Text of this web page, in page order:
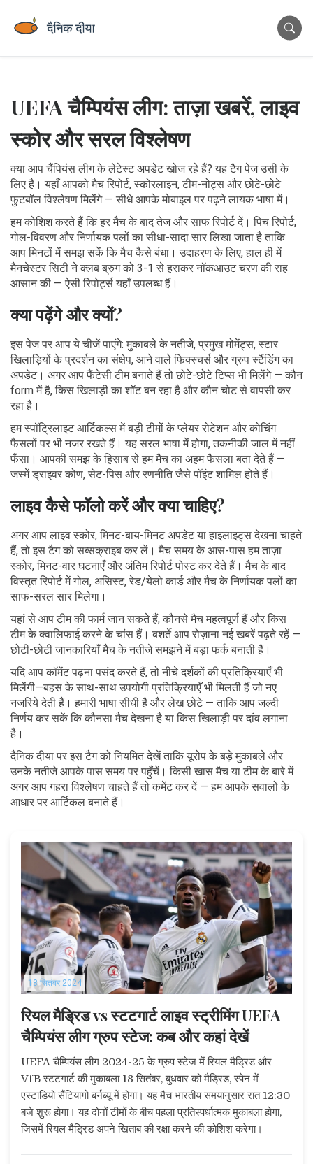
UEFA चैम्पियंस लीग: ताज़ा खबरें, लाइव
स्कोर और सरल विश्लेषण
क्या आप चैंपियंस लीग के लेटेस्ट अपडेट खोज रहे हैं? यह टैग पेज उसी के
लिए है। यहाँ आपको मैच रिपोर्ट, स्कोरलाइन, टीम-नोट्स और छोटे-छोटे
फुटबॉल विश्लेषण मिलेंगे — सीधे आपके मोबाइल पर पढ़ने लायक भाषा में।
हम कोशिश करते हैं कि हर मैच के बाद तेज और साफ रिपोर्ट दें। पिच रिपोर्ट,
गोल-विवरण और निर्णायक पलों का सीधा-सादा सार लिखा जाता है ताकि
आप मिनटों में समझ सकें कि मैच कैसे बंधा। उदाहरण के लिए, हाल ही में
मैनचेस्टर सिटी ने क्लब ब्रुग को 3-1 से हराकर नॉकआउट चरण की राह
आसान की — ऐसी रिपोर्ट्स यहाँ उपलब्ध हैं।
क्या पढ़ेंगे और क्यों?
इस पेज पर आप ये चीजें पाएंगे: मुकाबले के नतीजे, प्रमुख मोमेंट्स, स्टार
खिलाड़ियों के प्रदर्शन का संक्षेप, आने वाले फिक्स्चर्स और ग्रुप स्टैंडिंग का
अपडेट। अगर आप फैंटेसी टीम बनाते हैं तो छोटे-छोटे टिप्स भी मिलेंगे — कौन
form में है, किस खिलाड़ी का शॉट बन रहा है और कौन चोट से वापसी कर
रहा है।
हम स्पॉट्रिलाइट आर्टिकल्स में बड़ी टीमों के प्लेयर रोटेशन और कोचिंग
फैसलों पर भी नजर रखते हैं। यह सरल भाषा में होगा, तकनीकी जाल में नहीं
फँसा। आपकी समझ के हिसाब से हम मैच का अहम फैसला बता देते हैं —
जस्में ड्राइवर कोण, सेट-पिस और रणनीति जैसे पॉइंट शामिल होते हैं।
लाइव कैसे फॉलो करें और क्या चाहिए?
अगर आप लाइव स्कोर, मिनट-बाय-मिनट अपडेट या हाइलाइट्स देखना चाहते
हैं, तो इस टैग को सब्सक्राइब कर लें। मैच समय के आस-पास हम ताज़ा
स्कोर, मिनट-वार घटनाएँ और अंतिम रिपोर्ट पोस्ट कर देते हैं। मैच के बाद
विस्तृत रिपोर्ट में गोल, असिस्ट, रेड/येलो कार्ड और मैच के निर्णायक पलों का
साफ-सरल सार मिलेगा।
यहां से आप टीम की फार्म जान सकते हैं, कौनसे मैच महत्वपूर्ण हैं और किस
टीम के क्वालिफाई करने के चांस हैं। बशर्ते आप रोज़ाना नई खबरें पढ़ते रहें —
छोटी-छोटी जानकारियाँ मैच के नतीजे समझने में बड़ा फर्क बनाती हैं।
यदि आप कॉमेंट पढ़ना पसंद करते हैं, तो नीचे दर्शकों की प्रतिक्रियाएँ भी
मिलेंगी—बहस के साथ-साथ उपयोगी प्रतिक्रियाएँ भी मिलती हैं जो नए
नजरिये देती हैं। हमारी भाषा सीधी है और लेख छोटे — ताकि आप जल्दी
निर्णय कर सकें कि कौनसा मैच देखना है या किस खिलाड़ी पर दांव लगाना
है।
दैनिक दीया पर इस टैग को नियमित देखें ताकि यूरोप के बड़े मुकाबले और
उनके नतीजे आपके पास समय पर पहुँचें। किसी खास मैच या टीम के बारे में
अगर आप गहरा विश्लेषण चाहते हैं तो कमेंट कर दें — हम आपके सवालों के
आधार पर आर्टिकल बनाते हैं।
18 सितंबर 2024
रियल मैड्रिड vs स्टटगार्ट लाइव स्ट्रीमिंग UEFA
चैम्पियंस लीग ग्रुप स्टेज: कब और कहां देखें
UEFA चैम्पियंस लीग 2024-25 के ग्रुप स्टेज में रियल मैड्रिड और
VfB स्टटगार्ट की मुकाबला 18 सितंबर, बुधवार को मैड्रिड, स्पेन में
एस्टाडियो सैंटियागो बर्नब्यू में होगा। यह मैच भारतीय समयानुसार रात 12:30
बजे शुरू होगा। यह दोनों टीमों के बीच पहला प्रतिस्पर्धात्मक मुकाबला होगा,
जिसमें रियल मैड्रिड अपने खिताब की रक्षा करने की कोशिश करेगा।